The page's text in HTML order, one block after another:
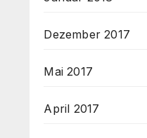
Dezember 2017
Mai 2017
April 2017